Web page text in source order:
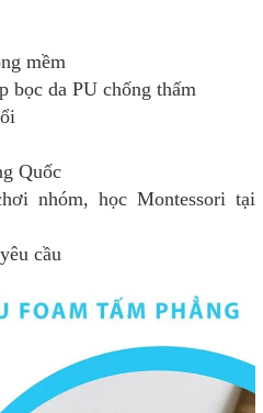
mềm
bọc da PU chống thấm
Quốc
nhóm, học Montessori tại
cầu